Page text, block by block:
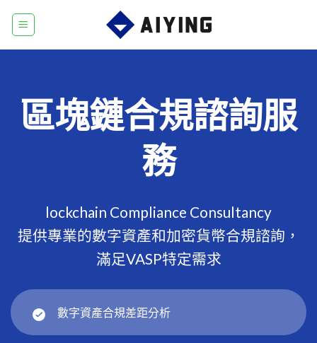
區塊鏈合規諮詢服
務
lockchain Compliance Consultancy
提供專業的數字資產和加密貨幣合規諮詢，
滿足VASP特定需求
數字資產合規差距分析